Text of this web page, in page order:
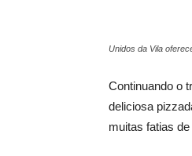
Unidos da Vila
Continuando o
deliciosa
muitas fatias